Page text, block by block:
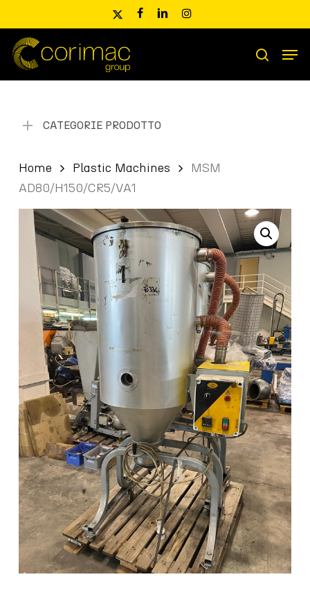
main
content
x-
facebooklinkedininstagram
Ricerca
prodotti
search
CATEGORIE PRODOTTO
Home Plastic Machines
MSM
AD80/H150/CR5/VA1